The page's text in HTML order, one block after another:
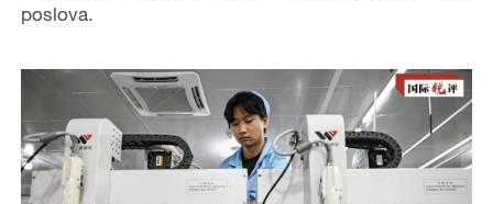
poslova.